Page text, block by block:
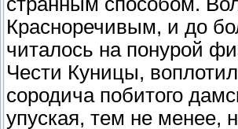
Красноречивым, и до
читалось на понурой
Чести Куницы,
сородича побитого
упуская, тем не менее,